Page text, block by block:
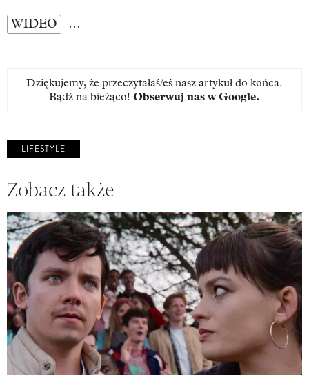
WIDEO …
Dziękujemy, że przeczytałaś/eś nasz artykuł do końca.
Bądź na bieżąco! Obserwuj nas w Google.
LIFESTYLE
Zobacz także